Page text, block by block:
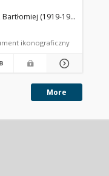
Osi Saskiej
- Konkurs
1], [Sytuacja]
Bartłomiej (1919-1989).
ikonograficzny
More